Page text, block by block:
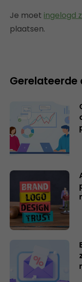
Je moet ingelogd
plaatsen.
Gerelateerde